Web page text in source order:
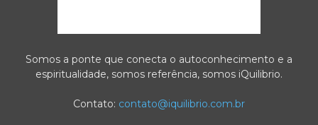
Somos a ponte que conecta o autoconhecimento e a
espiritualidade, somos referência, somos iQuilibrio.
Contato: contato@iquilibrio.com.br